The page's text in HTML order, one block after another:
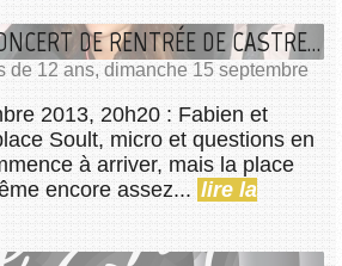
DEBRIEFING DU CONCERT DE RENTRÉE DE CASTRES 2013
de 12 ans, dimanche 15 septembre
2013, 20h20 : Fabien et
Soult, micro et questions en
à arriver, mais la place
encore assez... lire la